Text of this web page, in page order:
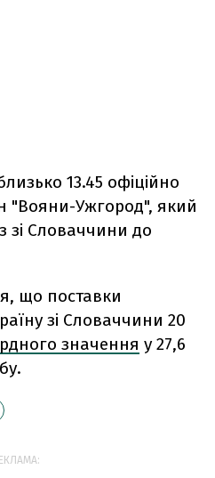
13.45 офіційно
"Вояни-Ужгород", який
зі Словаччини до
що поставки
зі Словаччини 20
значення у 27,6